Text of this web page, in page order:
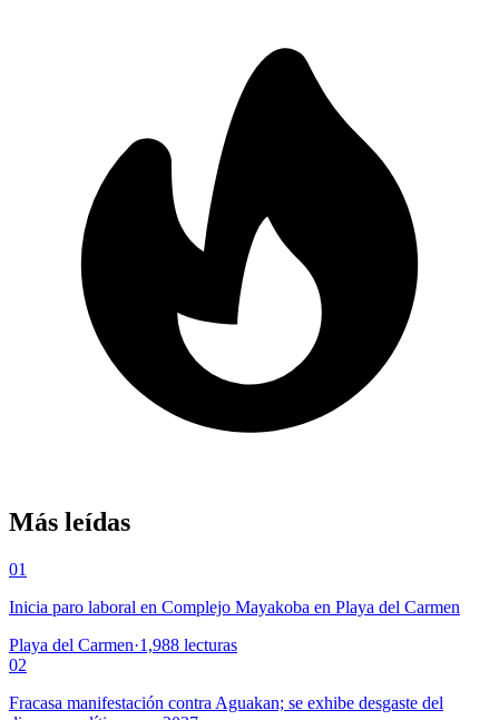
Más leídas
01
Inicia paro laboral en Complejo Mayakoba en Playa del Carmen
Playa del Carmen·1,988 lecturas
02
Fracasa manifestación contra Aguakan; se exhibe desgaste del